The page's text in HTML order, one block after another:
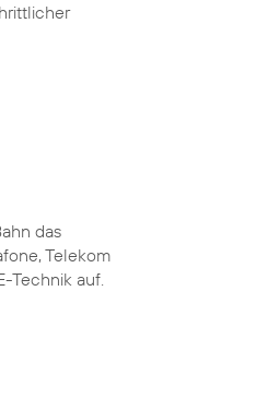
das
Telekom
Technik auf.